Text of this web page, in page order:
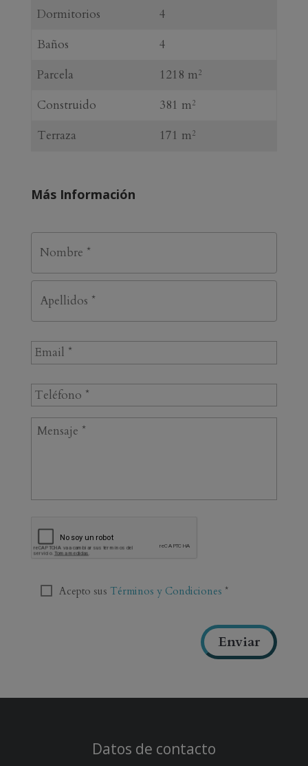
Dormitorios
4
Baños
4
Parcela
1218 m2
Construido 381 m2
Terraza 171 m2
Más Información
A
P
H
s
Acepto sus Términos y Condiciones *
Enviar
Datos de contacto